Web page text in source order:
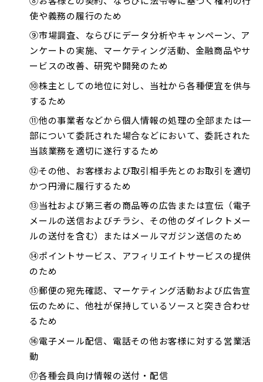
使や義務の履行のため
⑨市場調査、ならびにデータ分析やキャンペーン、ア
ンケートの実施、マーケティング活動、金融商品やサ
ービスの改善、研究や開発のため
⑩株主としての地位に対し、当社から各種便宜を供与
するため
⑪他の事業者などから個人情報の処理の全部または一
部について委託された場合などにおいて、委託された
当該業務を適切に遂行するため
⑫その他、お客様および取引相手先とのお取引を適切
かつ円滑に履行するため
⑬当社および第三者の商品等の広告または宣伝（電子
メールの送信およびチラシ、その他のダイレクトメー
ルの送付を含む）またはメールマガジン送信のため
⑭ポイントサービス、アフィリエイトサービスの提供
のため
⑮郵便の宛先確認、マーケティング活動および広告宣
伝のために、他社が保持しているソースと突き合わせ
るため
⑯電子メール配信、電話その他お客様に対する営業活
動
⑰各種会員向け情報の送付・配信